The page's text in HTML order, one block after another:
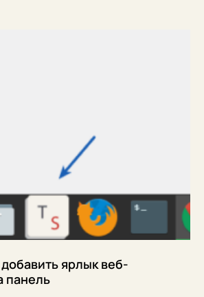
ярлык веб-
панель